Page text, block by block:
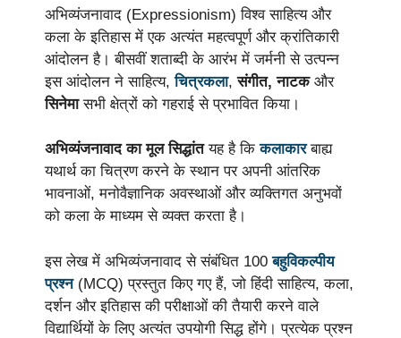
अभिव्यंजनावाद (Expressionism) विश्व साहित्य और
कला के इतिहास में एक अत्यंत महत्वपूर्ण और क्रांतिकारी
आंदोलन है। बीसवीं शताब्दी के आरंभ में जर्मनी से उत्पन्न
इस आंदोलन ने साहित्य,चित्रकला,संगीत, नाटकऔर
सिनेमासभी क्षेत्रों को गहराई से प्रभावित किया।
अभिव्यंजनावाद का मूल सिद्धांतयह है किकलाकारबाह्य
यथार्थ का चित्रण करने के स्थान पर अपनी आंतरिक
भावनाओं, मनोवैज्ञानिक अवस्थाओं और व्यक्तिगत अनुभवों
को कला के माध्यम से व्यक्त करता है।
इस लेख में अभिव्यंजनावाद से संबंधित 100बहुविकल्पीय
प्रश्न(MCQ) प्रस्तुत किए गए हैं, जो हिंदी साहित्य, कला,
दर्शन और इतिहास की परीक्षाओं की तैयारी करने वाले
विद्यार्थियों के लिए अत्यंत उपयोगी सिद्ध होंगे। प्रत्येक प्रश्न